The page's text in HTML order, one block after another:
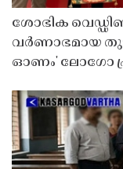
ശോഭിക
വർണാഭമായ
ഓണം' ലോഗോ